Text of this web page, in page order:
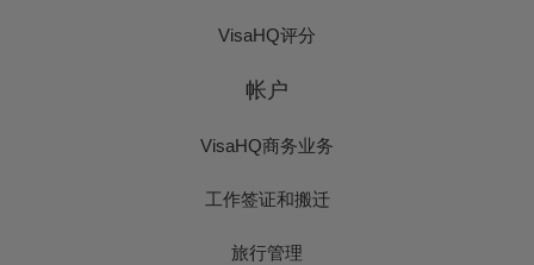
VisaHQ评分
帐户
VisaHQ商务业务
工作签证和搬迁
旅行管理